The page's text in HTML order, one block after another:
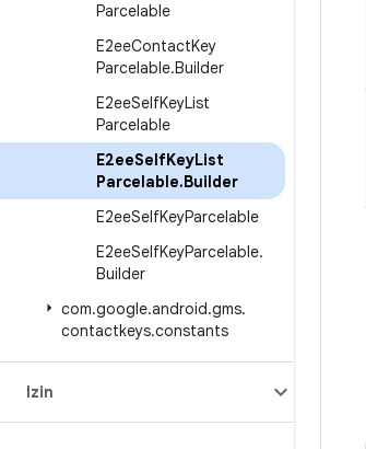
Parcelable
E2eeContactKey
Parcelable.Builder
E2eeSelfKeyList
Parcelable
E2eeSelfKeyList
Parcelable.Builder
E2eeSelfKeyParcelable
E2eeSelfKeyParcelable.
Builder
com.google.android.gms.
contactkeys.constants
Izin